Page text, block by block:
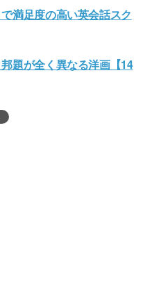
満足度の高い英会話スク
題が全く異なる洋画【14